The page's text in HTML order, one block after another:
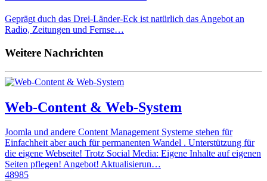
Geprägt duch das Drei-Länder-Eck ist natürlich das Angebot an
Radio, Zeitungen und Fernse…
Weitere Nachrichten
Web-Content & Web-System
Joomla und andere Content Management Systeme stehen für
Einfachheit aber auch für permanenten Wandel . Unterstützung für
die eigene Webseite! Trotz Social Media: Eigene Inhalte auf eigenen
Seiten pflegen! Angebot! Aktualisierun…
48985